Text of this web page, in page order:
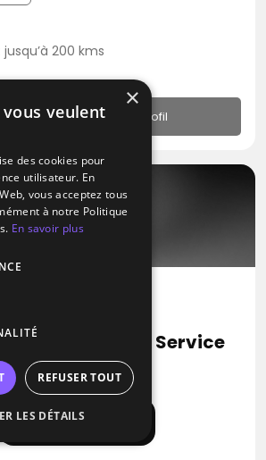
Afficher la carte
200 kms
Profil
Evénementiel & Service
Pop
×
veulent
des cookies pour
utilisateur. En
vous acceptez tous
à notre Politique
En savoir plus
REFUSER TOUT
LES DÉTAILS